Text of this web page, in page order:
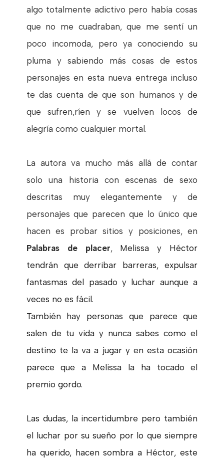
algo totalmente adictivo pero había cosas
que no me cuadraban, que me sentí un
poco incomoda, pero ya conociendo su
pluma y sabiendo más cosas de estos
personajes en esta nueva entrega incluso
te das cuenta de que son humanos y de
que sufren,ríen y se vuelven locos de
alegría como cualquier mortal.
La autora va mucho más allá de contar
solo una historia con escenas de sexo
descritas muy elegantemente y de
personajes que parecen que lo único que
hacen es probar sitios y posiciones, en
Palabras de placer, Melissa y Héctor
tendrán que derribar barreras, expulsar
fantasmas del pasado y luchar aunque a
veces no es fácil.
También hay personas que parece que
salen de tu vida y nunca sabes como el
destino te la va a jugar y en esta ocasión
parece que a Melissa la ha tocado el
premio gordo.
Las dudas, la incertidumbre pero también
el luchar por su sueño por lo que siempre
ha querido, hacen sombra a Héctor, este